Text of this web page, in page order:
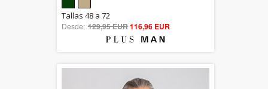
out of 5
Tallas 48 a 72
Desde: 129,95 EUR116,96 EUR